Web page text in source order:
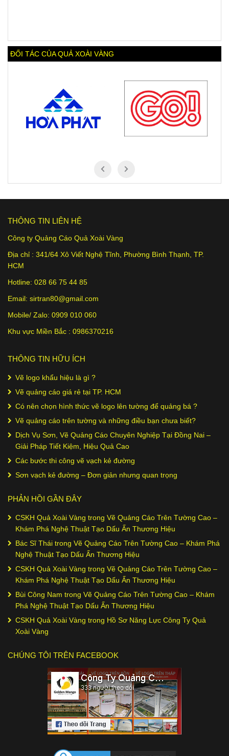
ĐỐI TÁC CỦA QUẢ XOÀI VÀNG
THÔNG TIN LIÊN HỆ
Công ty Quảng Cáo Quả Xoài Vàng
Địa chỉ : 341/64 Xô Viết Nghệ Tĩnh , Phường Bình Thạnh, TP.
HCM
Hotline: 028 66 75 44 85
Email: sirtran80@gmail.com
Mobile/ Zalo: 0909 010 060
Khu vực Miền Bắc : 0986370216
THÔNG TIN HỮU ÍCH
Vẽ logo khẩu hiệu là gì ?
Vẽ quảng cáo giá rẻ tại TP. HCM
Có nên chọn hình thức vẽ logo lên tường để quảng bá ?
Vẽ quảng cáo trên tường và những điều bạn chưa biết?
Dịch Vụ Sơn, Vẽ Quảng Cáo Chuyên Nghiệp Tại Đồng Nai –
Giải Pháp Tiết Kiệm, Hiệu Quả Cao
Các bước thi công vẽ vạch kẻ đường
Sơn vạch kẻ đường – Đơn giản nhưng quan trọng
PHẢN HỒI GẦN ĐÂY
CSKH Quả Xoài Vàng trong Vẽ Quảng Cáo Trên Tường Cao –
Khám Phá Nghệ Thuật Tạo Dấu Ấn Thương Hiệu
Bác Sĩ Thái trong Vẽ Quảng Cáo Trên Tường Cao – Khám Phá
Nghệ Thuật Tạo Dấu Ấn Thương Hiệu
CSKH Quả Xoài Vàng trong Vẽ Quảng Cáo Trên Tường Cao –
Khám Phá Nghệ Thuật Tạo Dấu Ấn Thương Hiệu
Bùi Công Nam trong Vẽ Quảng Cáo Trên Tường Cao – Khám
Phá Nghệ Thuật Tạo Dấu Ấn Thương Hiệu
CSKH Quả Xoài Vàng trong Hồ Sơ Năng Lực Công Ty Quả
Xoài Vàng
CHÚNG TÔI TRÊN FACEBOOK